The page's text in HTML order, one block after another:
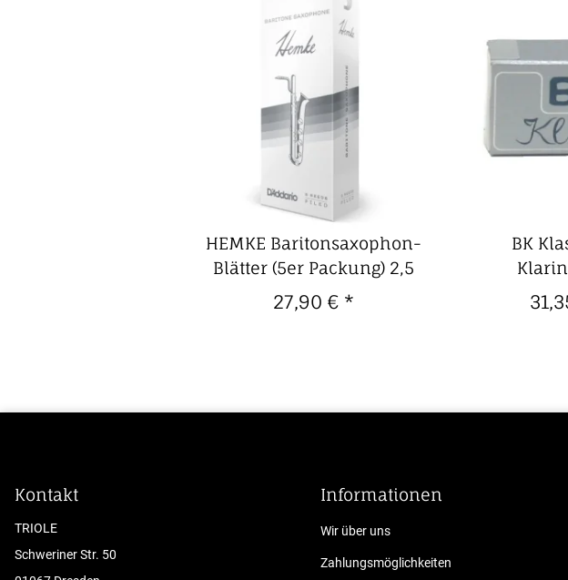
HEMKE Baritonsaxophon-
Blätter (5er Packung) 2,5
27,90 € *
BK
Kontakt
TRIOLE
Schweriner Str. 50
Informationen
Wir über uns
Zahlungsmöglichkeiten